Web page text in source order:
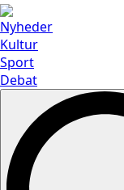
Nyheder
Kultur
Sport
Debat